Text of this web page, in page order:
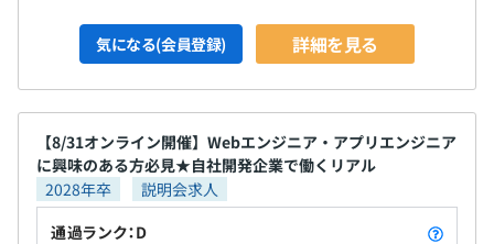
気になる(会員登録) 詳細を見る
【8/31オンライン開催】Webエンジニア・アプリエンジニア
に興味のある方必見★自社開発企業で働くリアル
2028年卒
説明会求人
通過ランク：D